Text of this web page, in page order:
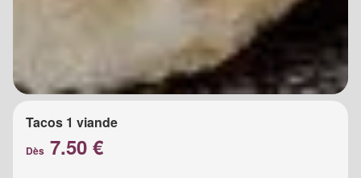
Tacos 1 viande
Dès 7.50 €